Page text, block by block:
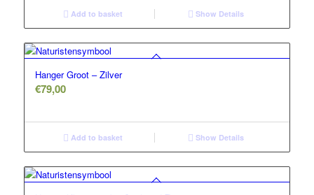
Add to basket Show Details
Hanger Groot – Zilver
€79,00
Add to basket Show Details